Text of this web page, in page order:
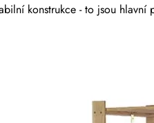
konstrukce - to jsou